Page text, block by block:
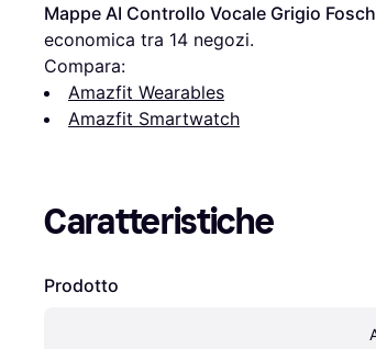
Mappe AI Controllo Vocale Grigio
economica tra 14 negozi.
Compara:
Amazfit Wearables
Amazfit Smartwatch
Caratteristiche
Prodotto